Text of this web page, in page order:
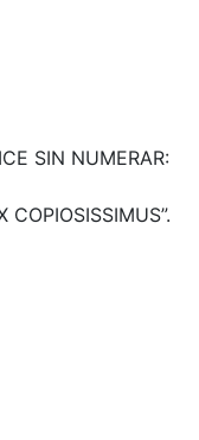
SIN NUMERAR:
COPIOSISSIMUS”.